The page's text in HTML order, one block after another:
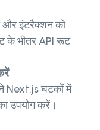
और इंटरैक्शन को
के भीतर API रूट
Next.js घटकों में
उपयोग करें।